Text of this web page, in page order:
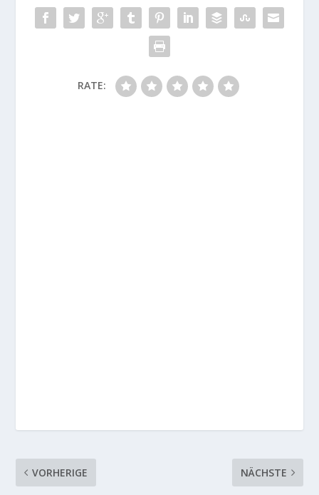
RATE:
VORHERIGE NÄCHSTE